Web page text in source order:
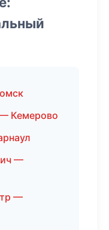
Кемерово
—
—